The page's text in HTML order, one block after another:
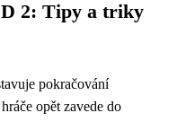
2: Tipy a triky
pokračování
opět zavede do